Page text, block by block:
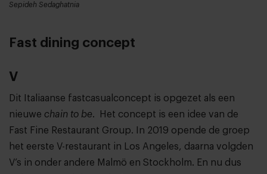
Sepideh Sedaghatnia
Fast dining concept
V
Dit Italiaanse fastcasualconcept is opgezet als een
nieuwe chain to be. Het concept is een idee van de
Fast Fine Restaurant Group. In 2019 opende de groep
het eerste V-restaurant in Los Angeles, daarna volgden
V’s in onder andere Malmö en Stockholm. En nu dus